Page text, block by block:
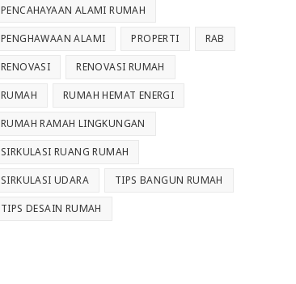
PENCAHAYAAN ALAMI RUMAH
PENGHAWAAN ALAMI PROPERTI RAB
RENOVASI RENOVASI RUMAH
RUMAH RUMAH HEMAT ENERGI
RUMAH RAMAH LINGKUNGAN
SIRKULASI RUANG RUMAH
SIRKULASI UDARA TIPS BANGUN RUMAH
TIPS DESAIN RUMAH